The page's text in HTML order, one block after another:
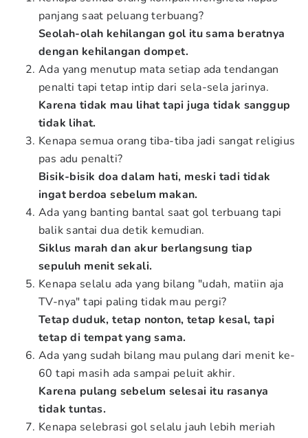
panjang saat peluang terbuang?
Seolah-olah kehilangan gol itu sama beratnya
dengan kehilangan dompet.
Ada yang menutup mata setiap ada tendangan
penalti tapi tetap intip dari sela-sela jarinya.
Karena tidak mau lihat tapi juga tidak sanggup
tidak lihat.
Kenapa semua orang tiba-tiba jadi sangat religius
pas adu penalti?
Bisik-bisik doa dalam hati, meski tadi tidak
ingat berdoa sebelum makan.
Ada yang banting bantal saat gol terbuang tapi
balik santai dua detik kemudian.
Siklus marah dan akur berlangsung tiap
sepuluh menit sekali.
Kenapa selalu ada yang bilang "udah, matiin aja
TV-nya" tapi paling tidak mau pergi?
Tetap duduk, tetap nonton, tetap kesal, tapi
tetap di tempat yang sama.
Ada yang sudah bilang mau pulang dari menit ke-
60 tapi masih ada sampai peluit akhir.
Karena pulang sebelum selesai itu rasanya
tidak tuntas.
Kenapa selebrasi gol selalu jauh lebih meriah